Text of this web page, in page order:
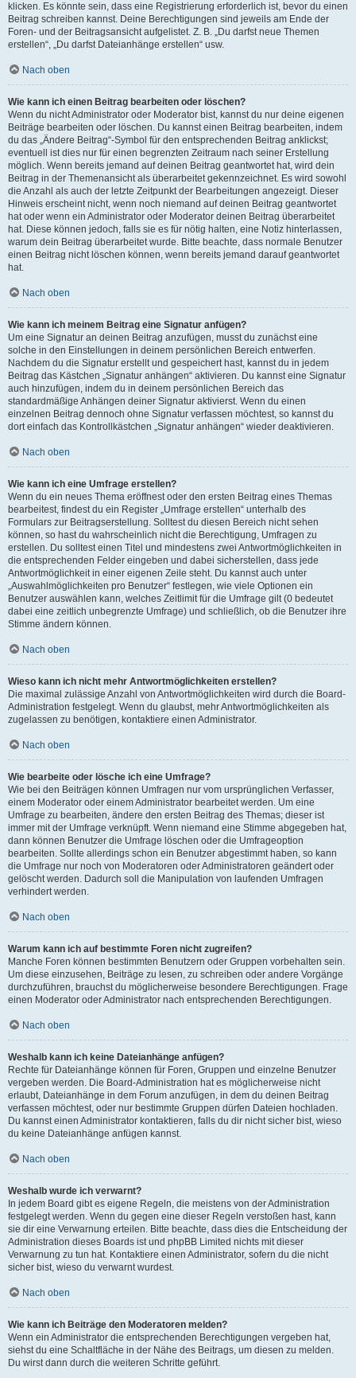
klicken. Es könnte sein, dass eine Registrierung erforderlich ist, bevor du einen
Beitrag schreiben kannst. Deine Berechtigungen sind jeweils am Ende der
Foren- und der Beitragsansicht aufgelistet. Z. B. „Du darfst neue Themen
erstellen“, „Du darfst Dateianhänge erstellen“ usw.
Nach oben
Wie kann ich einen Beitrag bearbeiten oder löschen?
Wenn du nicht Administrator oder Moderator bist, kannst du nur deine eigenen
Beiträge bearbeiten oder löschen. Du kannst einen Beitrag bearbeiten, indem
du das „Ändere Beitrag“-Symbol für den entsprechenden Beitrag anklickst;
eventuell ist dies nur für einen begrenzten Zeitraum nach seiner Erstellung
möglich. Wenn bereits jemand auf deinen Beitrag geantwortet hat, wird dein
Beitrag in der Themenansicht als überarbeitet gekennzeichnet. Es wird sowohl
die Anzahl als auch der letzte Zeitpunkt der Bearbeitungen angezeigt. Dieser
Hinweis erscheint nicht, wenn noch niemand auf deinen Beitrag geantwortet
hat oder wenn ein Administrator oder Moderator deinen Beitrag überarbeitet
hat. Diese können jedoch, falls sie es für nötig halten, eine Notiz hinterlassen,
warum dein Beitrag überarbeitet wurde. Bitte beachte, dass normale Benutzer
einen Beitrag nicht löschen können, wenn bereits jemand darauf geantwortet
hat.
Nach oben
Wie kann ich meinem Beitrag eine Signatur anfügen?
Um eine Signatur an deinen Beitrag anzufügen, musst du zunächst eine
solche in den Einstellungen in deinem persönlichen Bereich entwerfen.
Nachdem du die Signatur erstellt und gespeichert hast, kannst du in jedem
Beitrag das Kästchen „Signatur anhängen“ aktivieren. Du kannst eine Signatur
auch hinzufügen, indem du in deinem persönlichen Bereich das
standardmäßige Anhängen deiner Signatur aktivierst. Wenn du einen
einzelnen Beitrag dennoch ohne Signatur verfassen möchtest, so kannst du
dort einfach das Kontrollkästchen „Signatur anhängen“ wieder deaktivieren.
Nach oben
Wie kann ich eine Umfrage erstellen?
Wenn du ein neues Thema eröffnest oder den ersten Beitrag eines Themas
bearbeitest, findest du ein Register „Umfrage erstellen“ unterhalb des
Formulars zur Beitragserstellung. Solltest du diesen Bereich nicht sehen
können, so hast du wahrscheinlich nicht die Berechtigung, Umfragen zu
erstellen. Du solltest einen Titel und mindestens zwei Antwortmöglichkeiten in
die entsprechenden Felder eingeben und dabei sicherstellen, dass jede
Antwortmöglichkeit in einer eigenen Zeile steht. Du kannst auch unter
„Auswahlmöglichkeiten pro Benutzer“ festlegen, wie viele Optionen ein
Benutzer auswählen kann, welches Zeitlimit für die Umfrage gilt (0 bedeutet
dabei eine zeitlich unbegrenzte Umfrage) und schließlich, ob die Benutzer ihre
Stimme ändern können.
Nach oben
Wieso kann ich nicht mehr Antwortmöglichkeiten erstellen?
Die maximal zulässige Anzahl von Antwortmöglichkeiten wird durch die Board-
Administration festgelegt. Wenn du glaubst, mehr Antwortmöglichkeiten als
zugelassen zu benötigen, kontaktiere einen Administrator.
Nach oben
Wie bearbeite oder lösche ich eine Umfrage?
Wie bei den Beiträgen können Umfragen nur vom ursprünglichen Verfasser,
einem Moderator oder einem Administrator bearbeitet werden. Um eine
Umfrage zu bearbeiten, ändere den ersten Beitrag des Themas; dieser ist
immer mit der Umfrage verknüpft. Wenn niemand eine Stimme abgegeben hat,
dann können Benutzer die Umfrage löschen oder die Umfrageoption
bearbeiten. Sollte allerdings schon ein Benutzer abgestimmt haben, so kann
die Umfrage nur noch von Moderatoren oder Administratoren geändert oder
gelöscht werden. Dadurch soll die Manipulation von laufenden Umfragen
verhindert werden.
Nach oben
Warum kann ich auf bestimmte Foren nicht zugreifen?
Manche Foren können bestimmten Benutzern oder Gruppen vorbehalten sein.
Um diese einzusehen, Beiträge zu lesen, zu schreiben oder andere Vorgänge
durchzuführen, brauchst du möglicherweise besondere Berechtigungen. Frage
einen Moderator oder Administrator nach entsprechenden Berechtigungen.
Nach oben
Weshalb kann ich keine Dateianhänge anfügen?
Rechte für Dateianhänge können für Foren, Gruppen und einzelne Benutzer
vergeben werden. Die Board-Administration hat es möglicherweise nicht
erlaubt, Dateianhänge in dem Forum anzufügen, in dem du deinen Beitrag
verfassen möchtest, oder nur bestimmte Gruppen dürfen Dateien hochladen.
Du kannst einen Administrator kontaktieren, falls du dir nicht sicher bist, wieso
du keine Dateianhänge anfügen kannst.
Nach oben
Weshalb wurde ich verwarnt?
In jedem Board gibt es eigene Regeln, die meistens von der Administration
festgelegt werden. Wenn du gegen eine dieser Regeln verstoßen hast, kann
sie dir eine Verwarnung erteilen. Bitte beachte, dass dies die Entscheidung der
Administration dieses Boards ist und phpBB Limited nichts mit dieser
Verwarnung zu tun hat. Kontaktiere einen Administrator, sofern du die nicht
sicher bist, wieso du verwarnt wurdest.
Nach oben
Wie kann ich Beiträge den Moderatoren melden?
Wenn ein Administrator die entsprechenden Berechtigungen vergeben hat,
siehst du eine Schaltfläche in der Nähe des Beitrags, um diesen zu melden.
Du wirst dann durch die weiteren Schritte geführt.